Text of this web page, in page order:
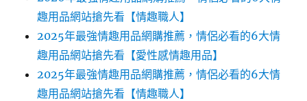
趣用品網站搶先看【情趣職人】
2025年最強情趣用品網購推薦，情侶必看的6大情
趣用品網站搶先看【愛性感情趣用品】
2025年最強情趣用品網購推薦，情侶必看的6大情
趣用品網站搶先看【情趣職人】